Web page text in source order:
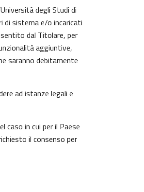
degli Studi di
di sistema e/o incaricati
dal Titolare, per
aggiuntive,
saranno debitamente
ad istanze legali e
caso in cui per il Paese
il consenso per